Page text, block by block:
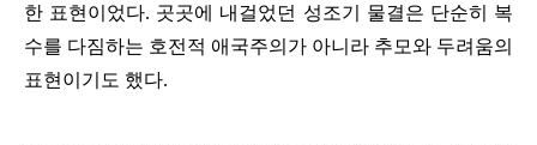
한 표현이었다. 곳곳에 내걸었던 성조기 물결은 단순히 복
수를 다짐하는 호전적 애국주의가 아니라 추모와 두려움의
표현이기도 했다.